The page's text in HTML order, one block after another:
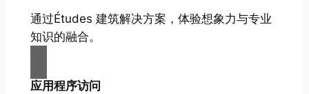
通过Études 建筑解决方案，体验想象力与专业
知识的融合。
应用程序访问